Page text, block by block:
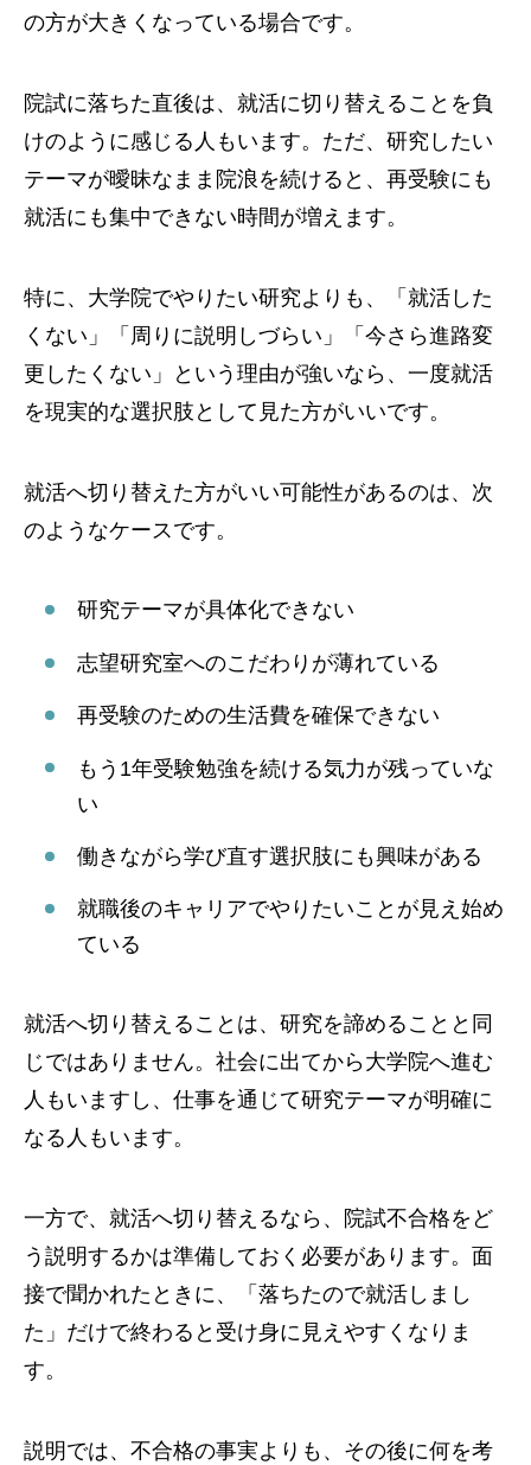
の方が大きくなっている場合です。
院試に落ちた直後は、就活に切り替えることを負
けのように感じる人もいます。ただ、研究したい
テーマが曖昧なまま院浪を続けると、再受験にも
就活にも集中できない時間が増えます。
特に、大学院でやりたい研究よりも、「就活した
くない」「周りに説明しづらい」「今さら進路変
更したくない」という理由が強いなら、一度就活
を現実的な選択肢として見た方がいいです。
就活へ切り替えた方がいい可能性があるのは、次
のようなケースです。
研究テーマが具体化できない
志望研究室へのこだわりが薄れている
再受験のための生活費を確保できない
もう1年受験勉強を続ける気力が残っていな
い
働きながら学び直す選択肢にも興味がある
就職後のキャリアでやりたいことが見え始め
ている
就活へ切り替えることは、研究を諦めることと同
じではありません。社会に出てから大学院へ進む
人もいますし、仕事を通じて研究テーマが明確に
なる人もいます。
一方で、就活へ切り替えるなら、院試不合格をど
う説明するかは準備しておく必要があります。面
接で聞かれたときに、「落ちたので就活しまし
た」だけで終わると受け身に見えやすくなりま
す。
説明では、不合格の事実よりも、その後に何を考